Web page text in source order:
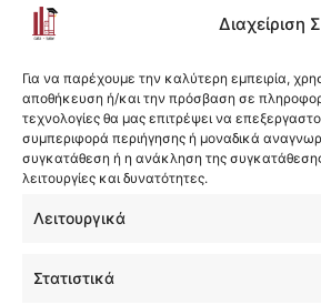
Διαχείριση
Για να παρέχουμε την καλύτερη εμπειρία,
αποθήκευση ή/και την πρόσβαση σε
τεχνολογίες θα μας επιτρέψει να
συμπεριφορά περιήγησης ή μοναδικά
συγκατάθεση ή η ανάκληση της
λειτουργίες και δυνατότητες.
Λειτουργικά
Στατιστικά